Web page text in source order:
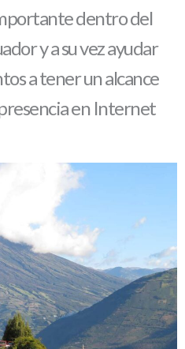
dentro del
y a su vez ayudar
a tener un alcance
en Internet